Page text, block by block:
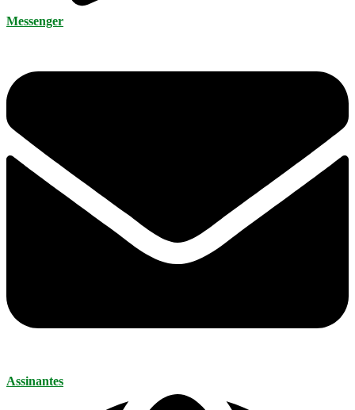
Messenger
Assinantes